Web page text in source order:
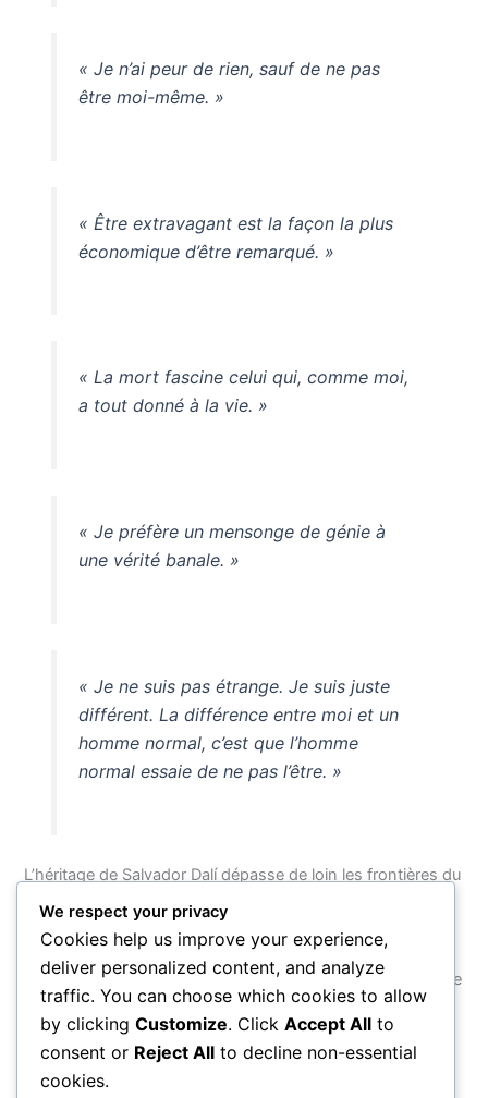
« Je n’ai peur de rien, sauf de ne pas
être moi-même. »
« Être extravagant est la façon la plus
économique d’être remarqué. »
« La mort fascine celui qui, comme moi,
a tout donné à la vie. »
« Je préfère un mensonge de génie à
une vérité banale. »
« Je ne suis pas étrange. Je suis juste
différent. La différence entre moi et un
homme normal, c’est que l’homme
normal essaie de ne pas l’être. »
L’héritage de Salvador Dalí dépasse de loin les frontières du
surréalisme ou même de la peinture : il nous a offert une
permission rare, celle de prendre au sérieux notre propre
étrangeté. Ses mots continuent de résonner parce qu’ils
touchent à quelque chose d’universel — cette tension entre
la raison que nous affichons et les abysses intérieurs que
nous taisons. En lisant Dalí, on comprend que la vraie folie
serait peut-être de renoncer à rêver.
We respect your privacy
Cookies help us improve your experience,
deliver personalized content, and analyze
traffic. You can choose which cookies to allow
by clicking Customize. Click Accept All to
consent or Reject All to decline non-essential
cookies.